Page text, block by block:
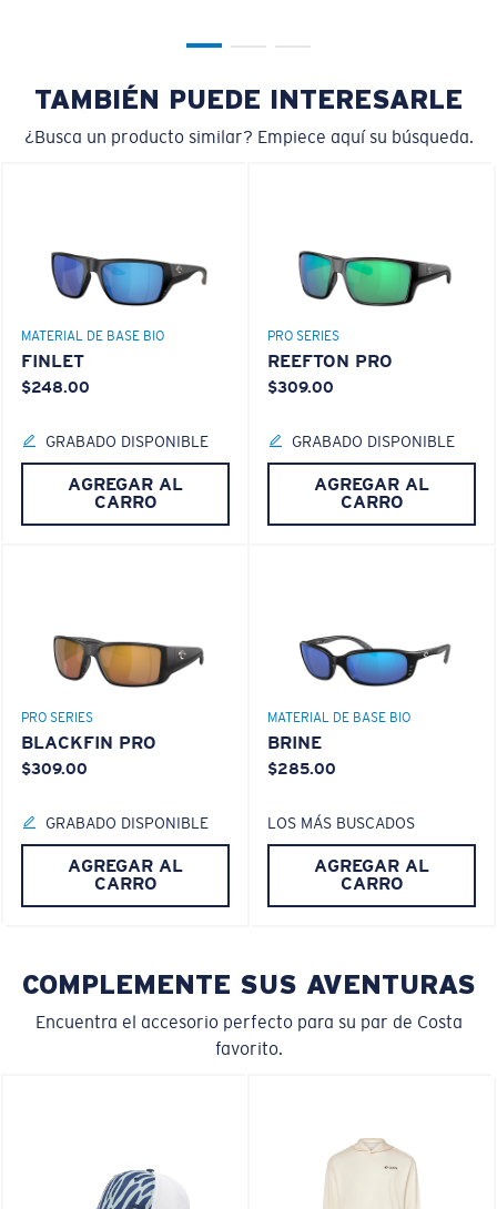
Es posible que necesite una montura medianao
¿Se ajusta en las dos últimas posiciones?
Es posible que necesite una montura XL.
TAMBIÉN PUEDE INTERESARLE
¿Busca un producto similar? Empiece aquí su búsqueda.
MATERIAL DE BASE BIO
FINLET
$248.00
GRABADO DISPONIBLE
AGREGAR AL
CARRO
PRO SERIES
REEFTON PRO
$309.00
GRABADO DISPONIBLE
AGREGAR AL
CARRO
PRO SERIES
BLACKFIN PRO
$309.00
GRABADO DISPONIBLE
AGREGAR AL
CARRO
MATERIAL DE BASE BIO
BRINE
$285.00
LOS MÁS BUSCADOS
AGREGAR AL
CARRO
COMPLEMENTE SUS AVENTURAS
Encuentra el accesorio perfecto para su par de Costa
favorito.